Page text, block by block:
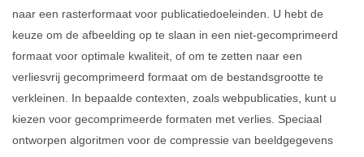
naar een rasterformaat voor publicatiedoeleinden. U hebt de
keuze om de afbeelding op te slaan in een niet-gecomprimeerd
formaat voor optimale kwaliteit, of om te zetten naar een
verliesvrij gecomprimeerd formaat om de bestandsgrootte te
verkleinen. In bepaalde contexten, zoals webpublicaties, kunt u
kiezen voor gecomprimeerde formaten met verlies. Speciaal
ontworpen algoritmen voor de compressie van beeldgegevens